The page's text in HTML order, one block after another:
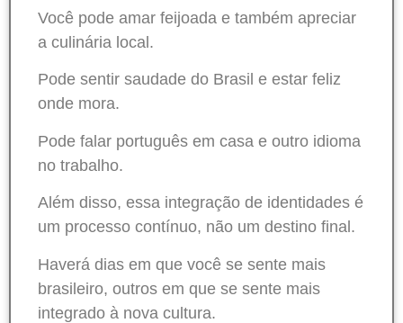
Você pode amar feijoada e também apreciar
a culinária local.
Pode sentir saudade do Brasil e estar feliz
onde mora.
Pode falar português em casa e outro idioma
no trabalho.
Além disso, essa integração de identidades é
um processo contínuo, não um destino final.
Haverá dias em que você se sente mais
brasileiro, outros em que se sente mais
integrado à nova cultura.